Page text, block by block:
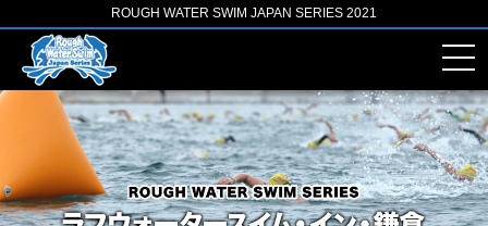
ROUGH WATER SWIM JAPAN SERIES 2021